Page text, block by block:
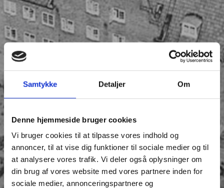
Samtykke Detaljer Om
Denne hjemmeside bruger cookies
Vi bruger cookies til at tilpasse vores indhold og
annoncer, til at vise dig funktioner til sociale medier og til
at analysere vores trafik. Vi deler også oplysninger om
din brug af vores website med vores partnere inden for
sociale medier, annonceringspartnere og